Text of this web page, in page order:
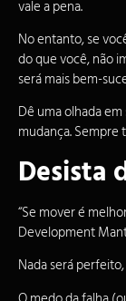
vale a pena.
No entanto, se
do que você, não
será mais bem-
Dê uma olhada
mudança. Sempre
Desista
“Se mover é
Development
Nada será